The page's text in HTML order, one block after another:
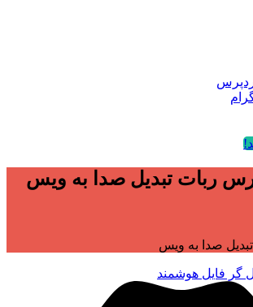
ربات تبدیل صدا به ویس
صدا به ویس